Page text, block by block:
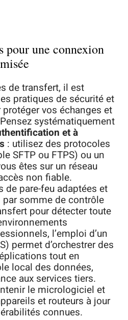
pour une connexion
de transfert, il est
pratiques de sécurité et
vos échanges et
systématiquement
et à
: utilisez des protocoles
SFTP ou FTPS) ou un
êtes sur un réseau
non fiable.
de pare-feu adaptées et
somme de contrôle
pour détecter toute
l’emploi d’un
permet d’orchestrer des
tout en
local des données,
aux services tiers.
le micrologiciel et
et routeurs à jour
connues.